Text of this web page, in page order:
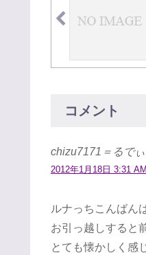
コメント
chizu7171＝るで
2012年1月18日 3:31 AM
ルナっちこんば
お引っ越しすると
とても懐かしく感